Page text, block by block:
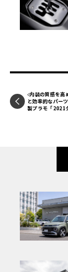
内装の質感を高
と効率的なパー
製プラモ「2021